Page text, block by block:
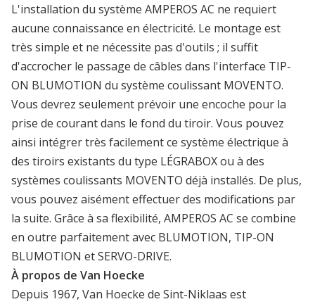
L'installation du système AMPEROS AC ne requiert
aucune connaissance en électricité. Le montage est
très simple et ne nécessite pas d'outils ; il suffit
d'accrocher le passage de câbles dans l'interface TIP-
ON BLUMOTION du système coulissant MOVENTO.
Vous devrez seulement prévoir une encoche pour la
prise de courant dans le fond du tiroir. Vous pouvez
ainsi intégrer très facilement ce système électrique à
des tiroirs existants du type LÉGRABOX ou à des
systèmes coulissants MOVENTO déjà installés. De plus,
vous pouvez aisément effectuer des modifications par
la suite. Grâce à sa flexibilité, AMPEROS AC se combine
en outre parfaitement avec BLUMOTION, TIP-ON
BLUMOTION et SERVO-DRIVE.
À propos de Van Hoecke
Depuis 1967, Van Hoecke de Sint-Niklaas est